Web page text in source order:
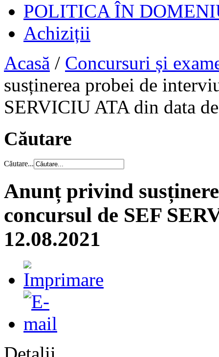
POLITICA ÎN
Achiziții
Acasă / Concursuri și
susținerea probei de
SERVICIU ATA din data
Căutare
Căutare...
Anunț privind
concursul de SEF
12.08.2021